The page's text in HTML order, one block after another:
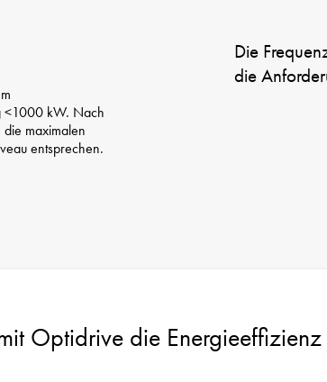
<1000 kW. Nach
maximalen
entsprechen.
Die
die
Optidrive die Energieeffizienz